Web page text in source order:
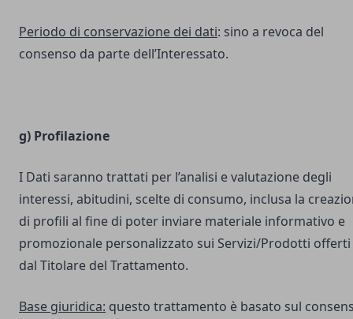
Periodo di conservazione dei dati: sino a revoca del
consenso da parte dell’Interessato.
g) Profilazione
I Dati saranno trattati per l’analisi e valutazione degli
interessi, abitudini, scelte di consumo, inclusa la
di profili al fine di poter inviare materiale informativo e
promozionale personalizzato sui Servizi/Prodotti offerti
dal Titolare del Trattamento.
Base giuridica: questo trattamento è basato sul